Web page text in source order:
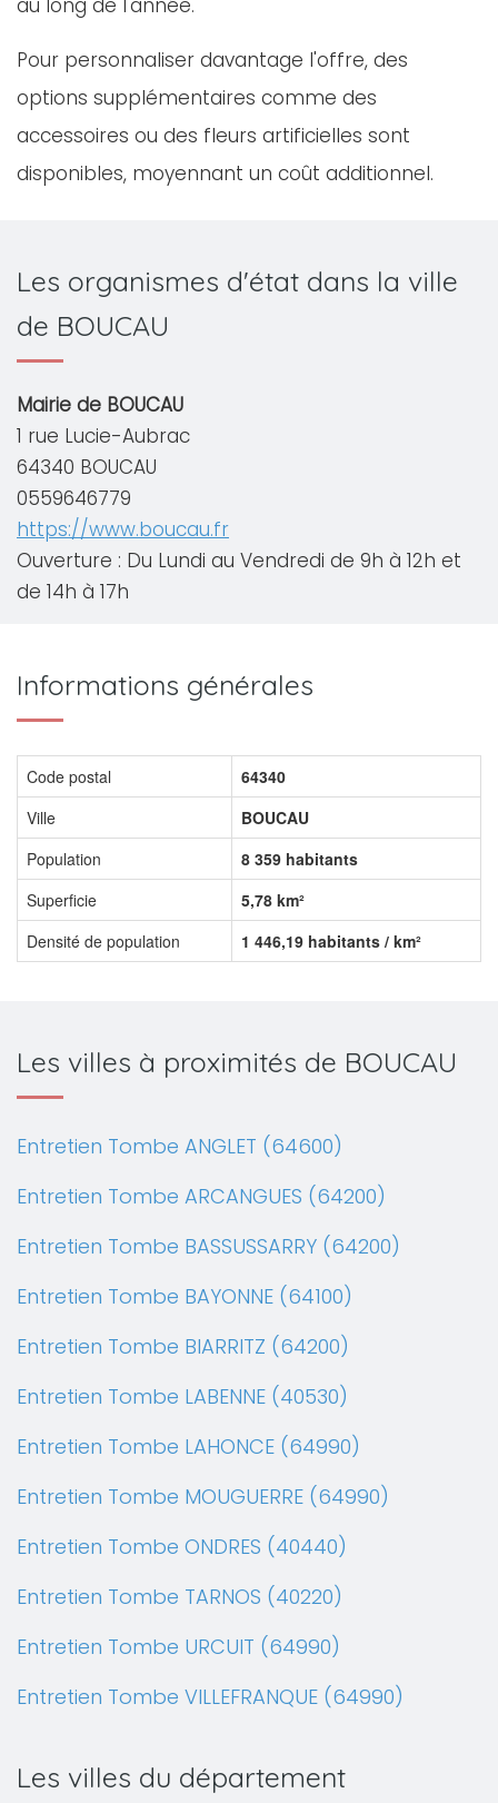
au long de l'année.
Pour personnaliser davantage l'offre, des
options supplémentaires comme des
accessoires ou des fleurs artificielles sont
disponibles, moyennant un coût additionnel.
Les organismes d'état dans la ville
de BOUCAU
Mairie de BOUCAU
1 rue Lucie-Aubrac
64340 BOUCAU
0559646779
https://www.boucau.fr
Ouverture : Du Lundi au Vendredi de 9h à 12h et
de 14h à 17h
Informations générales
Code postal
64340
Ville
BOUCAU
Population
8 359 habitants
Superficie
5,78 km²
Densité de population
1 446,19 habitants / km²
Les villes à proximités de BOUCAU
Entretien Tombe ANGLET (64600)
Entretien Tombe ARCANGUES (64200)
Entretien Tombe BASSUSSARRY (64200)
Entretien Tombe BAYONNE (64100)
Entretien Tombe BIARRITZ (64200)
Entretien Tombe LABENNE (40530)
Entretien Tombe LAHONCE (64990)
Entretien Tombe MOUGUERRE (64990)
Entretien Tombe ONDRES (40440)
Entretien Tombe TARNOS (40220)
Entretien Tombe URCUIT (64990)
Entretien Tombe VILLEFRANQUE (64990)
Les villes du département